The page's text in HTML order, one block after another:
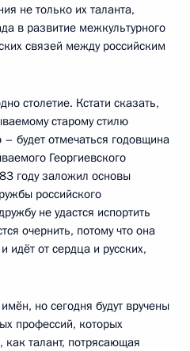
не только их таланта,
в развитие межкультурного
связей между российским
столетие. Кстати сказать,
старому стилю
будет отмечаться годовщина
Георгиевского
году заложил основы
российского
не удастся испортить
очернить, потому что она
идёт от сердца и русских,
но сегодня будут вручены
профессий, которых
как талант, потрясающая